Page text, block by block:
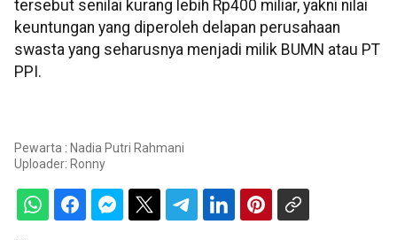
tersebut senilai kurang lebih Rp400 miliar, yakni nilai
keuntungan yang diperoleh delapan perusahaan
swasta yang seharusnya menjadi milik BUMN atau PT
PPI.
Pewarta : Nadia Putri Rahmani
Uploader: Ronny